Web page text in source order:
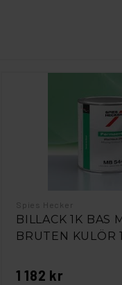
Spies Hecker
BILLACK 1K BAS
BRUTEN KULÖR
1 182 kr